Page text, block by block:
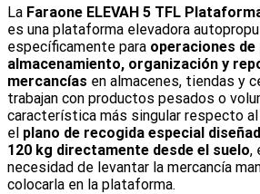
La Faraone ELEVAH 5 TFL
es una plataforma elevadora
específicamente para operaciones de
almacenamiento, organización y
mercancías en almacenes, tiendas y
trabajan con productos pesados o
característica más singular respecto
el plano de recogida especial
120 kg directamente desde el suelo,
necesidad de levantar la mercancía
colocarla en la plataforma.